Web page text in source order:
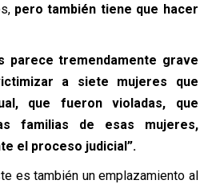
pero también tiene que hacer
parece tremendamente grave
a siete mujeres que
que fueron violadas, que
familias de esas mujeres,
el proceso judicial”.
es también un emplazamiento al